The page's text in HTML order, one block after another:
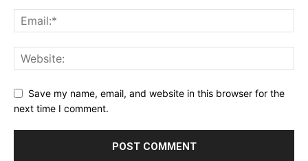
Save my name, email, and website in this browser for the
next time I comment.